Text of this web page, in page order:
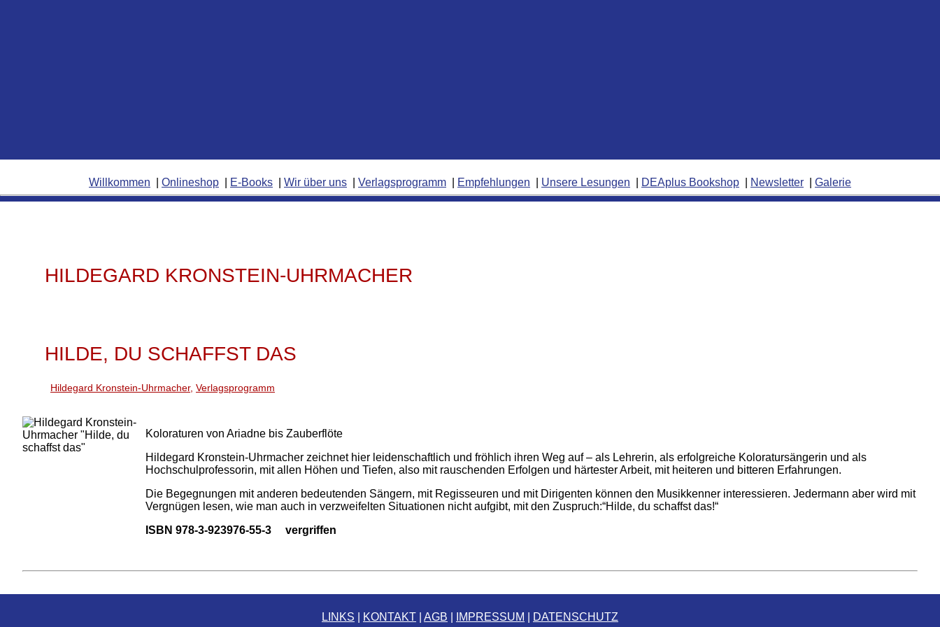
Willkommen Onlineshop E-Books Wir über uns Verlagsprogramm Empfehlungen Unsere Lesungen DEAplus Bookshop Newsletter Galerie
HILDEGARD KRONSTEIN-UHRMACHER
HILDE, DU SCHAFFST DAS
Hildegard Kronstein-Uhrmacher, Verlagsprogramm
Koloraturen von Ariadne bis Zauberflöte
Hildegard Kronstein-Uhrmacher zeichnet hier leidenschaftlich und fröhlich ihren Weg auf – als Lehrerin, als erfolgreiche Koloratursängerin und als
Hochschulprofessorin, mit allen Höhen und Tiefen, also mit rauschenden Erfolgen und härtester Arbeit, mit heiteren und bitteren Erfahrungen.
Die Begegnungen mit anderen bedeutenden Sängern, mit Regisseuren und mit Dirigenten können den Musikkenner interessieren. Jedermann aber wird mit
Vergnügen lesen, wie man auch in verzweifelten Situationen nicht aufgibt, mit den Zuspruch:“Hilde, du schaffst das!“
ISBN 978-3-923976-55-3 vergriffen
LINKS KONTAKT AGB IMPRESSUM DATENSCHUTZ